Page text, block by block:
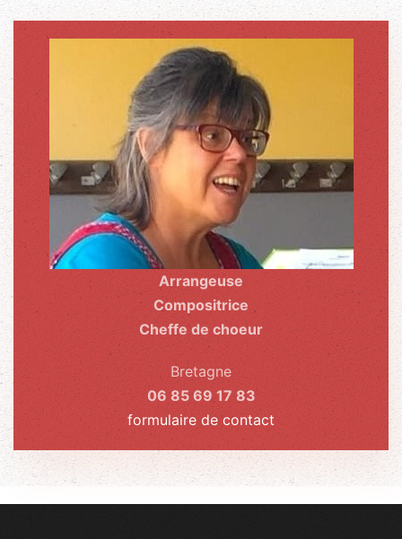
Arrangeuse
Compositrice
Cheffe de choeur
Bretagne
06 85 69 17 83
formulaire de contact